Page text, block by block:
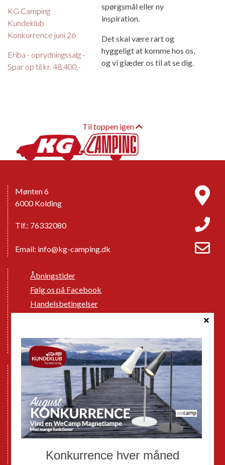
KG Camping
Kundeklub
Konkurrence juni 26
Eriba - oprydningssalg -
Spar op til kr. 48.400,-
spørgsmål eller ny
inspiration.
Det skal være rart og
hyggeligt at komme hos os,
og vi glæder os til at se dig.
Til toppen igen
Mønten 6
6000 Kolding
Tlf.: 76332080
Email: info@kg-camping.dk
Åbningstider
Følg os på Facebook
Handelsbetingelser
GPDR - Optagelse af foto og video
Nye Campingvogne
Nye Autocampere og Vans
Brugte Campingvogne
Brugte Autocampere og Vans
Webshop
Mortens Campingtips